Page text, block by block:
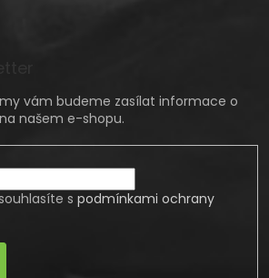
vám budeme zasílat informace o
našem e-shopu.
s podmínkami ochrany